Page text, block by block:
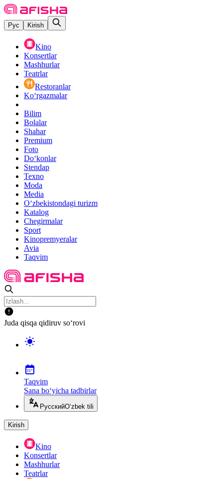
Рус Kirish
Kino
Konsertlar
Mashhurlar
Teatrlar
Restoranlar
Ko‘rgazmalar
Bilim
Bolalar
Shahar
Premium
Foto
Do‘konlar
Stendap
Texno
Moda
Media
O‘zbekistondagi turizm
Katalog
Chegirmalar
Sport
Kinopremyeralar
Avia
Taqvim
Juda qisqa qidiruv so‘rovi
Taqvim
Sana bo‘yicha tadbirlar
РусскийO‘zbek tili
Kirish
Kino
Konsertlar
Mashhurlar
Teatrlar